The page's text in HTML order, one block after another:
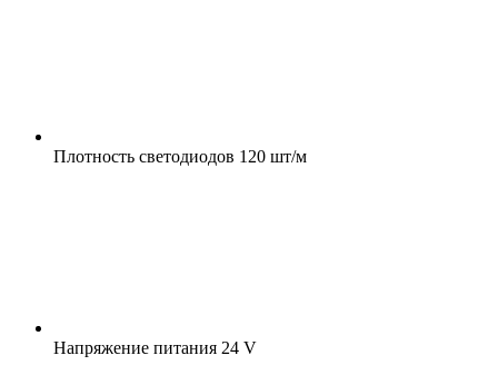
Плотность светодиодов 120 шт/м
Напряжение питания 24 V